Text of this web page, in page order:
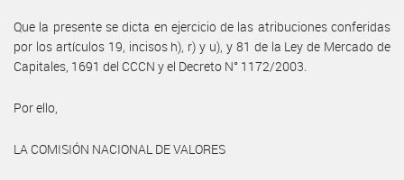
Que la presente se dicta en ejercicio de las atribuciones conferidas
por los artículos 19, incisos h), r) y u), y 81 de la Ley de Mercado de
Capitales, 1691 del CCCN y el Decreto N° 1172/2003.
Por ello,
LA COMISIÓN NACIONAL DE VALORES